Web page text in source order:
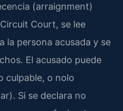
(arraignment)
Court, se lee
la persona acusada y se
El acusado puede
culpable, o nolo
Si se declara no